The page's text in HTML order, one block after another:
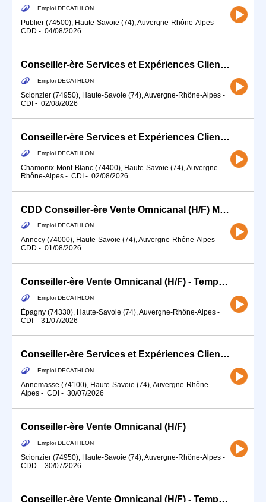
Emploi DECATHLON
Publier (74500), Haute-Savoie (74), Auvergne-Rhône-Alpes -
CDD - 04/08/2026
Conseiller-ère Services et Expériences Client (H/F)
Emploi DECATHLON
Scionzier (74950), Haute-Savoie (74), Auvergne-Rhône-Alpes -
CDI - 02/08/2026
Conseiller-ère Services et Expériences Client (H/F) - Temps partiel
Emploi DECATHLON
Chamonix-Mont-Blanc (74400), Haute-Savoie (74), Auvergne-
Rhône-Alpes - CDI - 02/08/2026
CDD Conseiller-ère Vente Omnicanal (H/F) Mi-Août = Fin Septembre
Emploi DECATHLON
Annecy (74000), Haute-Savoie (74), Auvergne-Rhône-Alpes -
CDD - 01/08/2026
Conseiller-ère Vente Omnicanal (H/F) - Temps partiel
Emploi DECATHLON
Épagny (74330), Haute-Savoie (74), Auvergne-Rhône-Alpes -
CDI - 31/07/2026
Conseiller-ère Services et Expériences Client (H/F)
Emploi DECATHLON
Annemasse (74100), Haute-Savoie (74), Auvergne-Rhône-
Alpes - CDI - 30/07/2026
Conseiller-ère Vente Omnicanal (H/F)
Emploi DECATHLON
Scionzier (74950), Haute-Savoie (74), Auvergne-Rhône-Alpes -
CDD - 30/07/2026
Conseiller-ère Vente Omnicanal (H/F) - Temps partiel 10H/25h - Rayon cycle